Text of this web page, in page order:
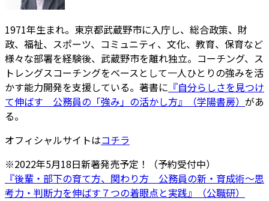
1971年生まれ。東京都武蔵野市に入庁し、総合政策、財
政、福祉、スポーツ、コミュニティ、文化、教育、保育など
様々な部署を経験後、武蔵野市を離れ独立。コーチング、ス
トレングスコーチングをベースとして一人ひとりの強みを活
かす能力開発を支援している。著書に 『自分らしさを見つけ
て伸ばす 公務員の「強み」の活かし方』（学陽書房） があ
る。
オフィシャルサイトはコチラ
※2022年5月18日新著発売予定！（予約受付中）
『後輩・部下の育て方、関わり方 公務員の新・育成術～思
考力・判断力を伸ばす７つの着眼点と実践』（公職研）